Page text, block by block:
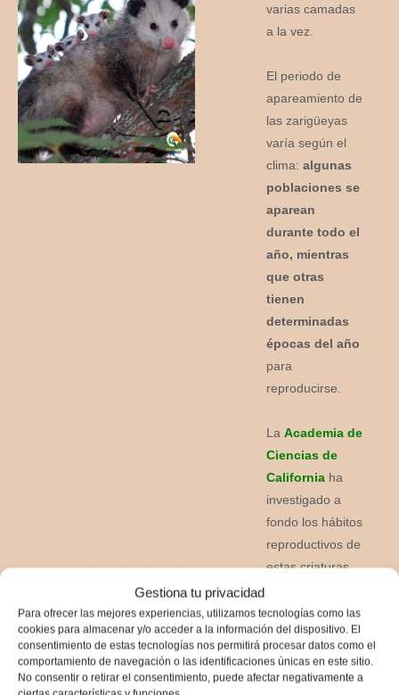
Gestiona tu privacidad
Para ofrecer las mejores experiencias, utilizamos tecnologías como las
cookies para almacenar y/o acceder a la información del dispositivo. El
consentimiento de estas tecnologías nos permitirá procesar datos como el
comportamiento de navegación o las identificaciones únicas en este sitio.
No consentir o retirar el consentimiento, puede afectar negativamente a
varias camadas
a la vez.
El periodo de
apareamiento de
las zarigüeyas
varía según el
clima:algunas
poblaciones se
aparean
durante todo el
año, mientras
que otras
tienen
determinadas
épocas del año
para
reproducirse.
LaAcademia de
Ciencias de
California ha
investigado a
fondo los hábitos
reproductivos de
estas criaturas,
permitido
conocer mejor
su sistema
único.